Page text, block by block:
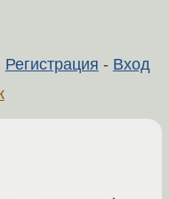
Регистрация - Вход